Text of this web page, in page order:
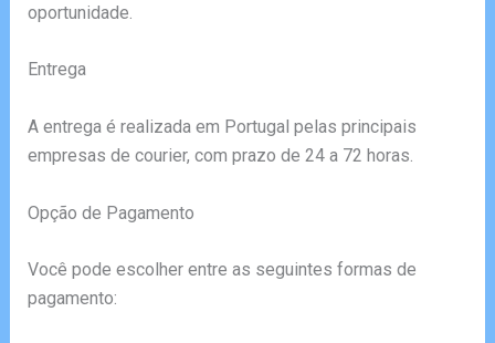
oportunidade.
Entrega
A entrega é realizada em Portugal pelas principais
empresas de courier, com prazo de 24 a 72 horas.
Opção de Pagamento
Você pode escolher entre as seguintes formas de
pagamento: